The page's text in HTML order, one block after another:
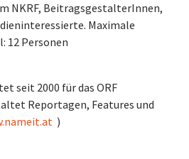
NKRF, BeitragsgestalterInnen,
Maximale
12 Personen
seit 2000 für das ORF
Reportagen, Features und
)